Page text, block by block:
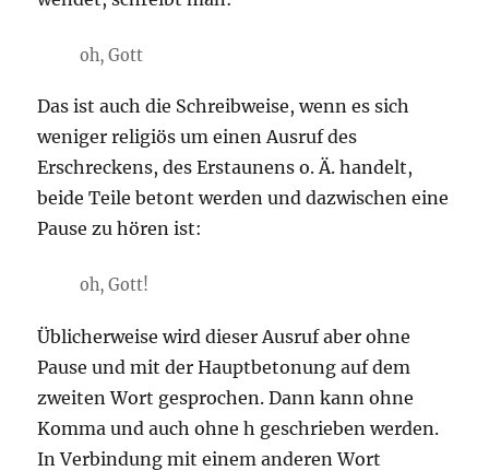
oh, Gott
Das ist auch die Schreibweise, wenn es sich
weniger religiös um einen Ausruf des
Erschreckens, des Erstaunens o. Ä. handelt,
beide Teile betont werden und dazwischen eine
Pause zu hören ist:
oh, Gott!
Üblicherweise wird dieser Ausruf aber ohne
Pause und mit der Hauptbetonung auf dem
zweiten Wort gesprochen. Dann kann ohne
Komma und auch ohne h geschrieben werden.
In Verbindung mit einem anderen Wort